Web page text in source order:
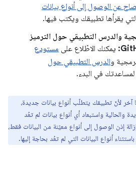
عن الوصول إلى أنواع بيانات
يقرأها تطبيقك ويكتب فيها.
والدرس التطبيقي حول الترميز
يمكنك الاطّلاع على مستودع
والدرس التطبيقي حول
آخر لأنّ تطبيقك يتطلّب أنواع بيانات جديدة،
والحالية واستبعاد أي أنواع بيانات لم تعُد
إذن الوصول إلى أنواع معيّنة من البيانات فقط،
أنواع البيانات التي لم تعُد بحاجة إليها.